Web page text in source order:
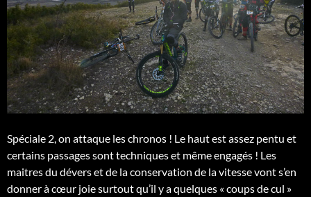
Spéciale 2, on attaque les chronos ! Le haut est assez pentu et
certains passages sont techniques et même engagés ! Les
maitres du dévers et de la conservation de la vitesse vont s’en
donner à cœur joie surtout qu’il y a quelques « coups de cul »